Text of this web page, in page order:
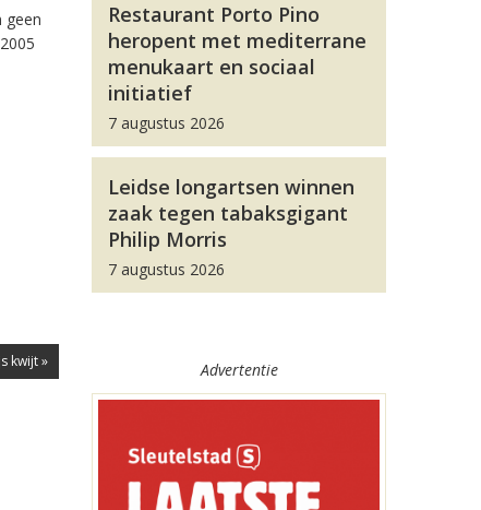
geen
kwijt »
Restaurant Porto Pino
heropent met mediterrane
menukaart en sociaal
initiatief
7 augustus 2026
Leidse longartsen winnen
zaak tegen tabaksgigant
Philip Morris
7 augustus 2026
Advertentie